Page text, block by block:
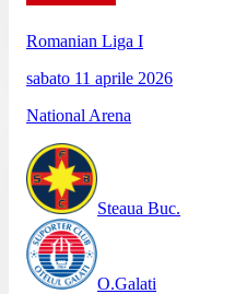
Romanian Liga I
sabato 11 aprile 2026
National Arena
Steaua Buc.
O.Galati